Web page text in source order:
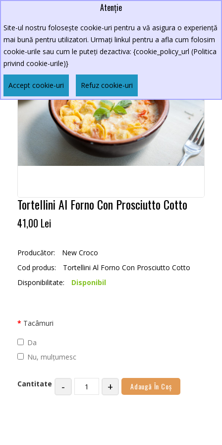
Atenție
Site-ul nostru folosește cookie-uri pentru a vă asigura o experiență
mai bună pentru utilizatori. Urmați linkul pentru a afla cum folosim
cookie-urile sau cum le puteți dezactiva: {cookie_policy_url (Politica
privind cookie-urile)}
Accept cookie-uri Refuz cookie-uri
Tortellini Al Forno Con Prosciutto Cotto
41,00 Lei
Producător:
New Croco
Cod produs:
Tortellini Al Forno Con Prosciutto Cotto
Disponibilitate:
Disponibil
Tacâmuri
Da
Nu, mulțumesc
Cantitate - + Adaugă În Coş